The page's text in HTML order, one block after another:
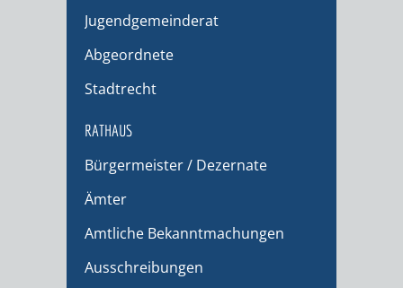
Jugendgemeinderat
Abgeordnete
Stadtrecht
RATHAUS
Bürgermeister / Dezernate
Ämter
Amtliche Bekanntmachungen
Ausschreibungen